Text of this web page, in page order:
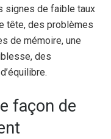
signes de faible taux
tête, des problèmes
de mémoire, une
des
façon de